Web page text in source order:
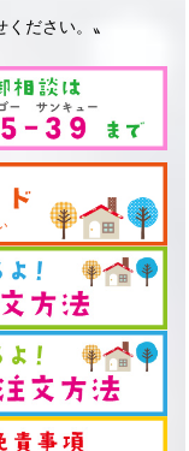
ださい。〟